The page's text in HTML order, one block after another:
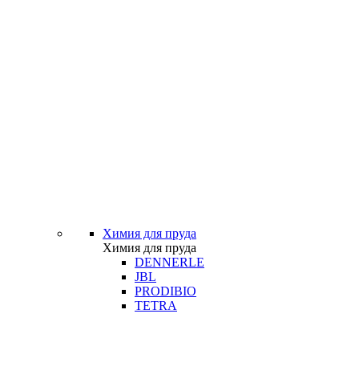
Химия для пруда
Химия для пруда
DENNERLE
JBL
PRODIBIO
TETRA